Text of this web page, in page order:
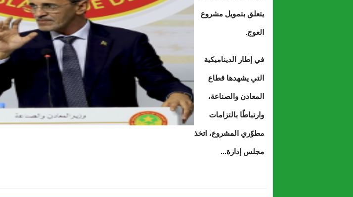
يتعلق بتمويل مشروع
العوج.
في إطار الديناميكية
التي يشهدها قطاع
المعادن والصناعة،
وارتباطًا بالتزامات
مطوّري المشروع، اتخذ
مجلس إدارة...